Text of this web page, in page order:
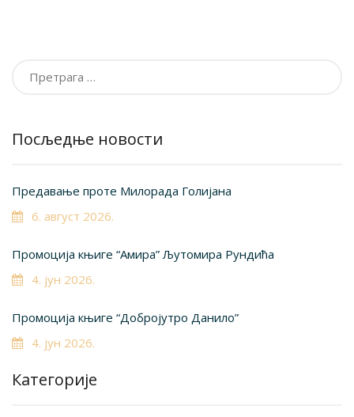
Посљедње новости
Предавање проте Милорада Голијана
6. август 2026.
Промоција књиге “Амира” Љутомира Рундића
4. јун 2026.
Промоција књиге “Добројутро Данило”
4. јун 2026.
Категорије